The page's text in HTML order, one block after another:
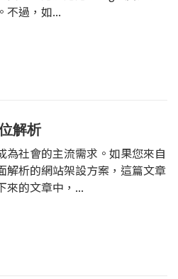
不過，如...
解析
為社會的主流需求。如果您來自
解析的網站架設方案，這篇文章
來的文章中，...